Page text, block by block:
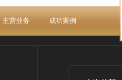
主营业务 成功案例